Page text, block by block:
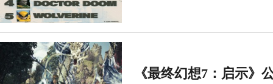
《最终幻想7：启示》